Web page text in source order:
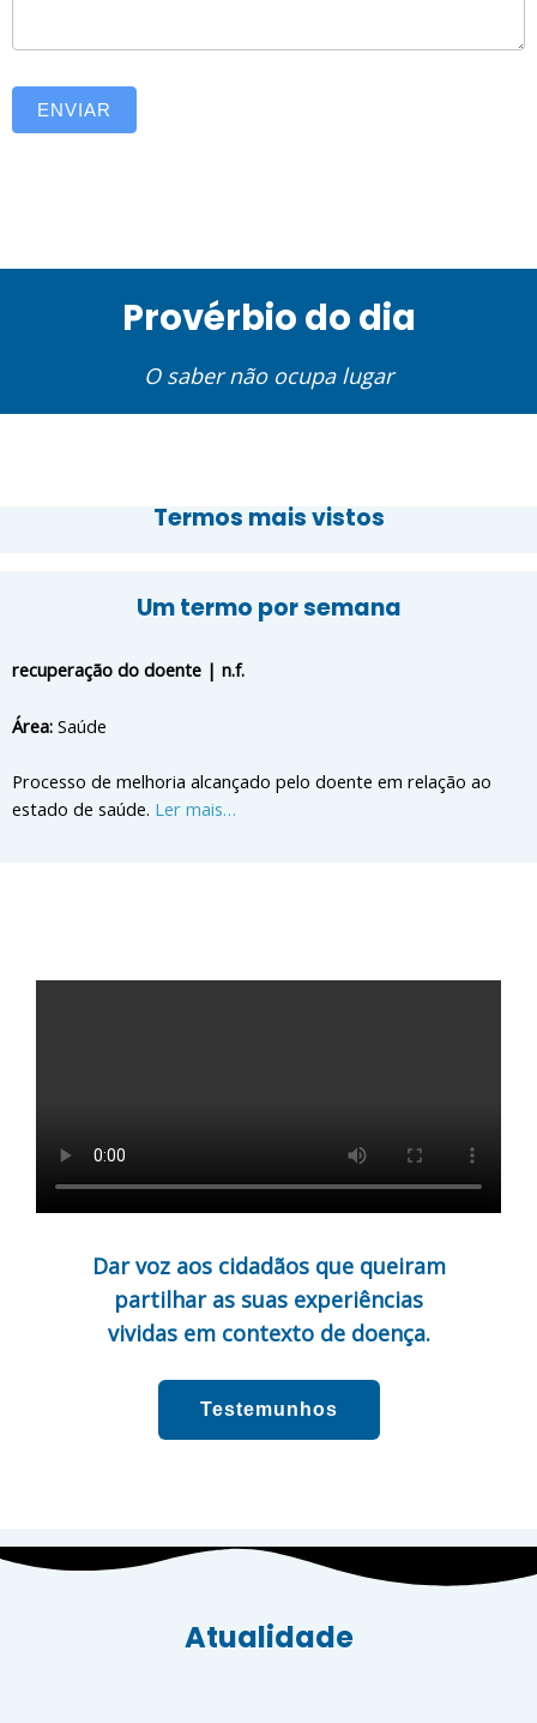
ENVIAR
Provérbio do dia
O saber não ocupa lugar
Termos mais vistos
Um termo por semana
recuperação do doente | n.f.
Área: Saúde
Processo de melhoria alcançado pelo doente em relação ao
estado de saúde. Ler mais…
Dar voz aos cidadãos que queiram
partilhar as suas experiências
vividas em contexto de doença.
Testemunhos
Atualidade